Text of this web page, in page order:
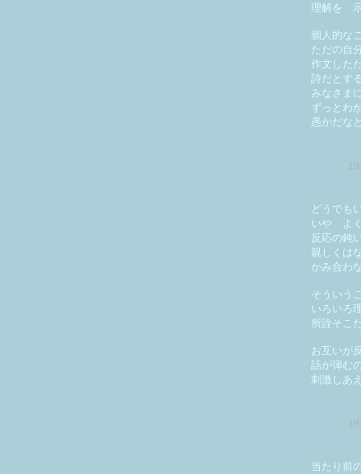
理解を
個人的な
ただの自
作文した
詩だとす
みなさま
ずっとわ
愚かだな
どうでも
いや よ
反応の鈍
親しくは
かみ合わ
そういう
いろいろ
所詮そこ
お互いが
話が弾む
刺激しあ
当たり前